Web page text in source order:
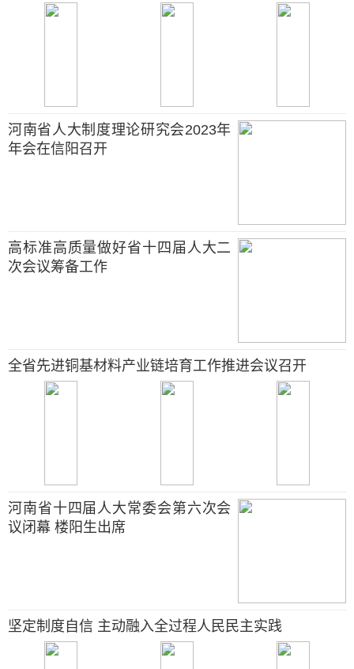
河南省人大制度理论研究会2023年
年会在信阳召开
高标准高质量做好省十四届人大二
次会议筹备工作
全省先进铜基材料产业链培育工作推进会议召开
河南省十四届人大常委会第六次会
议闭幕 楼阳生出席
坚定制度自信 主动融入全过程人民民主实践